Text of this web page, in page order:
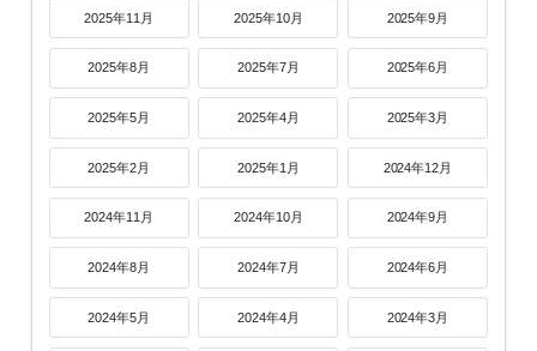
2025年11月 2025年10月 2025年9月
2025年8月 2025年7月 2025年6月
2025年5月 2025年4月 2025年3月
2025年2月 2025年1月 2024年12月
2024年11月 2024年10月 2024年9月
2024年8月 2024年7月 2024年6月
2024年5月 2024年4月 2024年3月